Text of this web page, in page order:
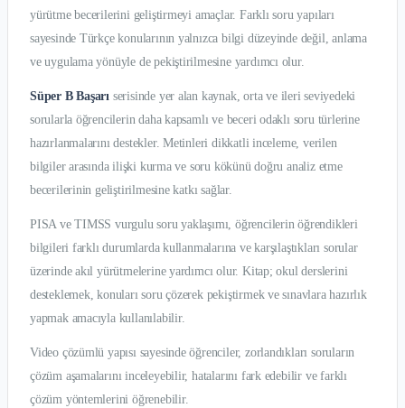
yürütme becerilerini geliştirmeyi amaçlar. Farklı soru yapıları
sayesinde Türkçe konularının yalnızca bilgi düzeyinde değil, anlama
ve uygulama yönüyle de pekiştirilmesine yardımcı olur.
Süper B Başarı serisinde yer alan kaynak, orta ve ileri seviyedeki
sorularla öğrencilerin daha kapsamlı ve beceri odaklı soru türlerine
hazırlanmalarını destekler. Metinleri dikkatli inceleme, verilen
bilgiler arasında ilişki kurma ve soru kökünü doğru analiz etme
becerilerinin geliştirilmesine katkı sağlar.
PISA ve TIMSS vurgulu soru yaklaşımı, öğrencilerin öğrendikleri
bilgileri farklı durumlarda kullanmalarına ve karşılaştıkları sorular
üzerinde akıl yürütmelerine yardımcı olur. Kitap; okul derslerini
desteklemek, konuları soru çözerek pekiştirmek ve sınavlara hazırlık
yapmak amacıyla kullanılabilir.
Video çözümlü yapısı sayesinde öğrenciler, zorlandıkları soruların
çözüm aşamalarını inceleyebilir, hatalarını fark edebilir ve farklı
çözüm yöntemlerini öğrenebilir.